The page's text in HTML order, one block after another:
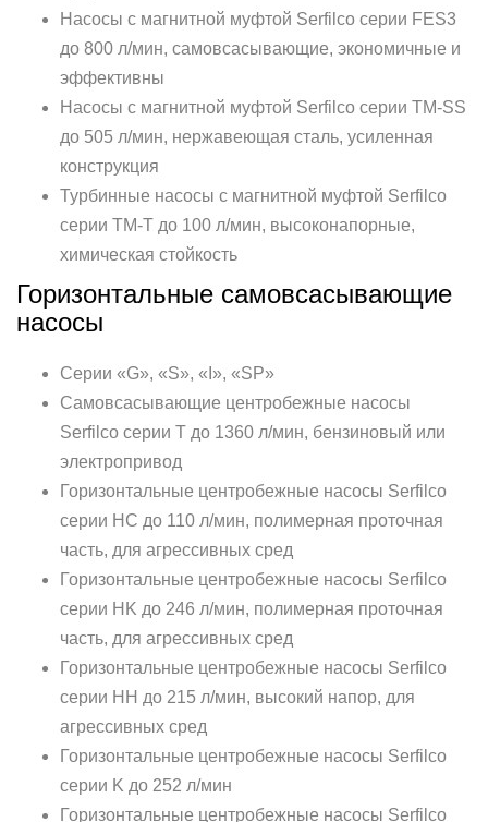
Насосы с магнитной муфтой Serfilco серии FES3
до 800 л/мин, самовсасывающие, экономичные и
эффективны
Насосы с магнитной муфтой Serfilco серии TM-SS
до 505 л/мин, нержавеющая сталь, усиленная
конструкция
Турбинные насосы с магнитной муфтой Serfilco
серии TM-T до 100 л/мин, высоконапорные,
химическая стойкость
Горизонтальные самовсасывающие
насосы
Серии «G», «S», «I», «SP»
Самовсасывающие центробежные насосы
Serfilco серии T до 1360 л/мин, бензиновый или
электропривод
Горизонтальные центробежные насосы Serfilco
серии HC до 110 л/мин, полимерная проточная
часть, для агрессивных сред
Горизонтальные центробежные насосы Serfilco
серии HK до 246 л/мин, полимерная проточная
часть, для агрессивных сред
Горизонтальные центробежные насосы Serfilco
серии HH до 215 л/мин, высокий напор, для
агрессивных сред
Горизонтальные центробежные насосы Serfilco
серии K до 252 л/мин
Горизонтальные центробежные насосы Serfilco